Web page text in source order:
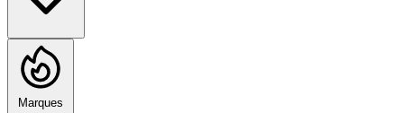
Marques